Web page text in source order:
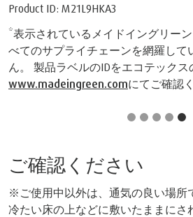
Product ID: M21L9HKA3
*表示されているメイドイングリー
べてのサプライチェーンを網羅して
ん。 製品ラベルのIDをエコテック
www.madeingreen.comにてご確認
ご確認ください
※ご使用中以外は、通気の良い場所
冷たい床の上などに敷いたままにさ